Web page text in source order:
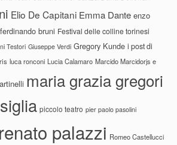
Elio De Capitani Emma Dante enzo
ferdinando bruni Festival delle colline torinesi
Testori Giuseppe Verdi Gregory Kunde i post di
luca ronconi Lucia Calamaro Marcido Marcidorjs e
maria grazia gregori
piccolo teatro pier paolo pasolini
renato palazzi Romeo Castellucci